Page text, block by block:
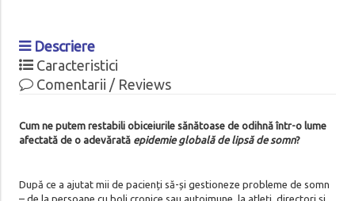
Descriere
Caracteristici
Comentarii / Reviews
Cum ne putem restabili obiceiurile sănătoase de odihnă într-o lume
afectată de o adevărată epidemie globală de lipsă de somn?
După ce a ajutat mii de pacienți să-și gestioneze probleme de somn
– de la persoane cu boli cronice sau autoimune, la atleți, directori și